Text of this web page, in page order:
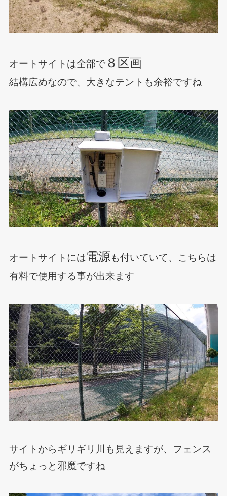
オートサイトは全部で８区画
結構広めなので、大きなテントも余裕ですね
オートサイトには電源も付いていて、こちらは
有料で使用する事が出来ます
サイトからギリギリ川も見えますが、フェンス
がちょっと邪魔ですね